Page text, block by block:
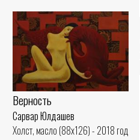
Верность
Сарвар Юлдашев
Холст, масло (88x126) - 2018 год